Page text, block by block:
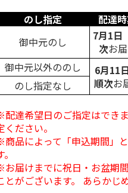
や無
Ａ
福さ屋 辛子めんた
いこ（切れバラ子）
5.0（3）
2,590円
＜お
子
のし指定
配達
御中元のし
7月1日
次お
御中元以外ののし
6月11
順次お
のし指定なし
達希望日のご指定はでき
ください。
品によって「申込期間」
届けまでに祝日・お盆期
とがございます。 あらか